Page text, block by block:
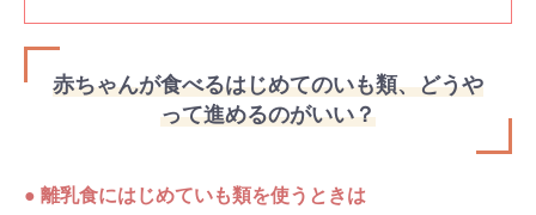
赤ちゃんが食べるはじめてのいも類、どうや
って進めるのがいい？
● 離乳食にはじめていも類を使うときは